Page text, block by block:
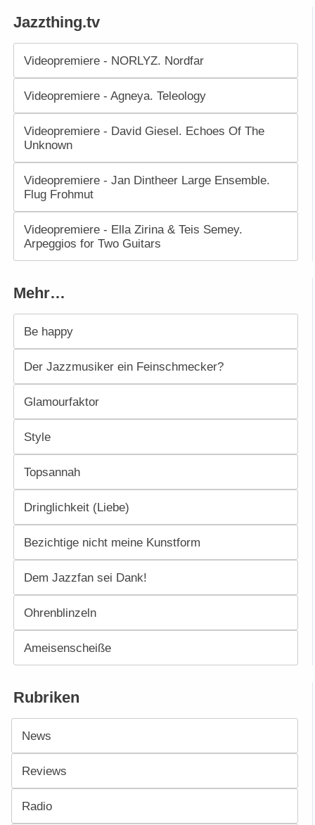
Jazzthing.tv
Videopremiere - NORLYZ. Nordfar
Videopremiere - Agneya. Teleology
Videopremiere - David Giesel. Echoes Of The
Unknown
Videopremiere - Jan Dintheer Large Ensemble.
Flug Frohmut
Videopremiere - Ella Zirina & Teis Semey.
Arpeggios for Two Guitars
Mehr…
Be happy
Der Jazzmusiker ein Feinschmecker?
Glamourfaktor
Style
Topsannah
Dringlichkeit (Liebe)
Bezichtige nicht meine Kunstform
Dem Jazzfan sei Dank!
Ohrenblinzeln
Ameisenscheiße
Rubriken
News
Reviews
Radio